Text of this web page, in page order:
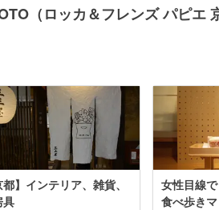
（ロッカ＆フレンズ パピエ
都】インテリア、雑貨、
具
女性目線
食べ歩き